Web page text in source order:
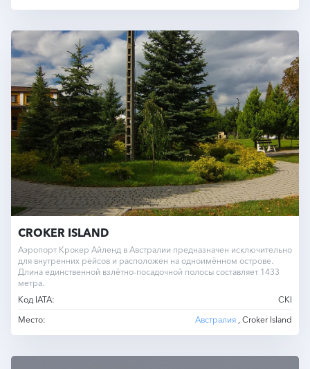
CROKER ISLAND
Аэропорт Крокер Айленд в Австралии предназначен исключительно
для внутренних рейсов и расположен на одноимённом острове.
Длина единственной взлётно-посадочной полосы составляет 1433
метра.
Код IATA:
CKI
Место:
Австралия , Croker Island